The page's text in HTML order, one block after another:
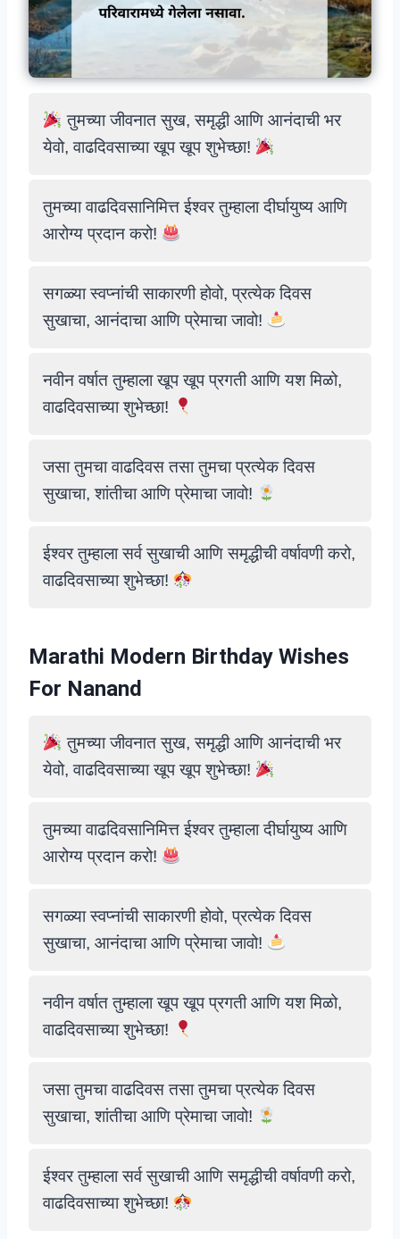
तुमच्या जीवनात सुख, समृद्धी आणि आनंदाची भर
येवो, वाढदिवसाच्या खूप खूप शुभेच्छा!
तुमच्या वाढदिवसानिमित्त ईश्वर तुम्हाला दीर्घायुष्य आणि
आरोग्य प्रदान करो!
सगळ्या स्वप्नांची साकारणी होवो, प्रत्येक दिवस
सुखाचा, आनंदाचा आणि प्रेमाचा जावो!
नवीन वर्षात तुम्हाला खूप खूप प्रगती आणि यश मिळो,
वाढदिवसाच्या शुभेच्छा!
जसा तुमचा वाढदिवस तसा तुमचा प्रत्येक दिवस
सुखाचा, शांतीचा आणि प्रेमाचा जावो!
ईश्वर तुम्हाला सर्व सुखाची आणि समृद्धीची वर्षावणी करो,
वाढदिवसाच्या शुभेच्छा!
Marathi Modern Birthday Wishes
For Nanand
तुमच्या जीवनात सुख, समृद्धी आणि आनंदाची भर
येवो, वाढदिवसाच्या खूप खूप शुभेच्छा!
तुमच्या वाढदिवसानिमित्त ईश्वर तुम्हाला दीर्घायुष्य आणि
आरोग्य प्रदान करो!
सगळ्या स्वप्नांची साकारणी होवो, प्रत्येक दिवस
सुखाचा, आनंदाचा आणि प्रेमाचा जावो!
नवीन वर्षात तुम्हाला खूप खूप प्रगती आणि यश मिळो,
वाढदिवसाच्या शुभेच्छा!
जसा तुमचा वाढदिवस तसा तुमचा प्रत्येक दिवस
सुखाचा, शांतीचा आणि प्रेमाचा जावो!
ईश्वर तुम्हाला सर्व सुखाची आणि समृद्धीची वर्षावणी करो,
वाढदिवसाच्या शुभेच्छा!